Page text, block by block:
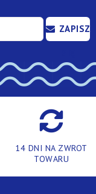
ZAPISZ
14 DNI NA ZWROT
TOWARU